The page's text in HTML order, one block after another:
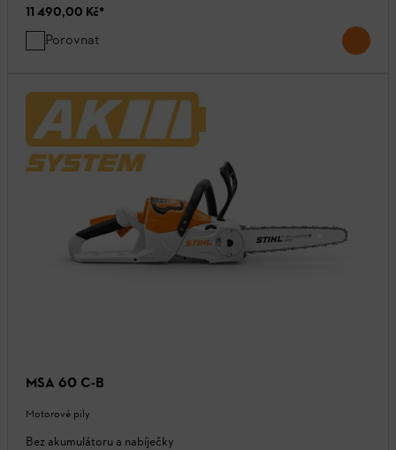
11 490,00 Kč*
Porovnat
MSA 60 C-B
Motorové pily
Bez akumulátoru a nabíječky